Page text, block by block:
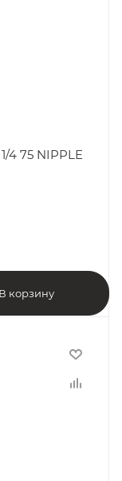
4 75 NIPPLE
В корзину